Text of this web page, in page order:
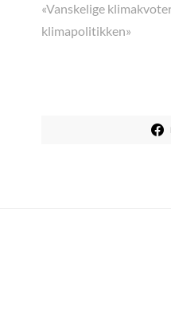
«Vanskelige
klimapolitikken»